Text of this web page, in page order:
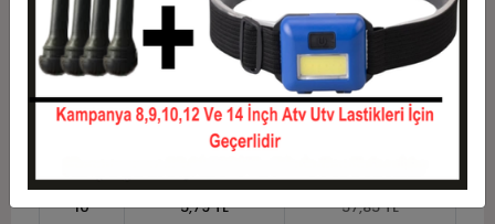
5
10,61 TL
53,07 TL
6
9,00 TL
54,03 TL
7
7,85 TL
54,98 TL
6,99 TL
10
5,79 TL
57,85 TL